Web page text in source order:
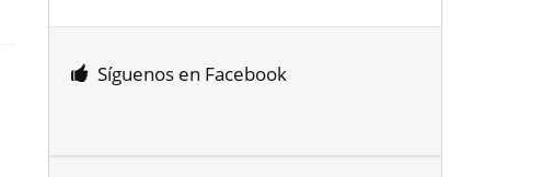
Síguenos en Facebook